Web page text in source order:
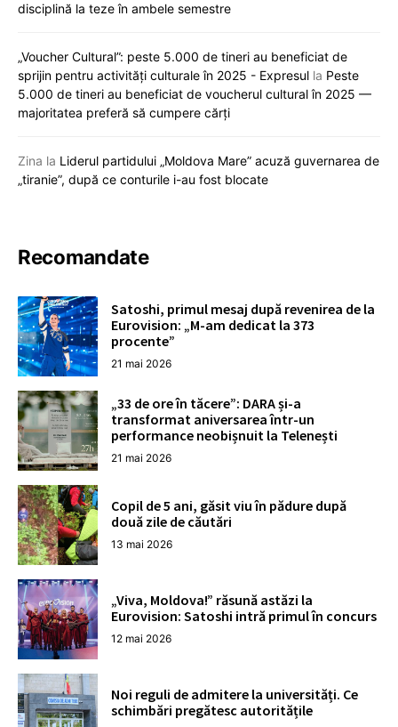
disciplină la teze în ambele semestre
„Voucher Cultural”: peste 5.000 de tineri au beneficiat de
sprijin pentru activități culturale în 2025 - Expresul la Peste
5.000 de tineri au beneficiat de voucherul cultural în 2025 —
majoritatea preferă să cumpere cărți
Zina la Liderul partidului „Moldova Mare” acuză guvernarea de
„tiranie”, după ce conturile i-au fost blocate
Recomandate
Satoshi, primul mesaj după revenirea de la
Eurovision: „M-am dedicat la 373
procente”
21 mai 2026
„33 de ore în tăcere”: DARA și-a
transformat aniversarea într-un
performance neobișnuit la Telenești
21 mai 2026
Copil de 5 ani, găsit viu în pădure după
două zile de căutări
13 mai 2026
„Viva, Moldova!” răsună astăzi la
Eurovision: Satoshi intră primul în concurs
12 mai 2026
Noi reguli de admitere la universități. Ce
schimbări pregătesc autoritățile